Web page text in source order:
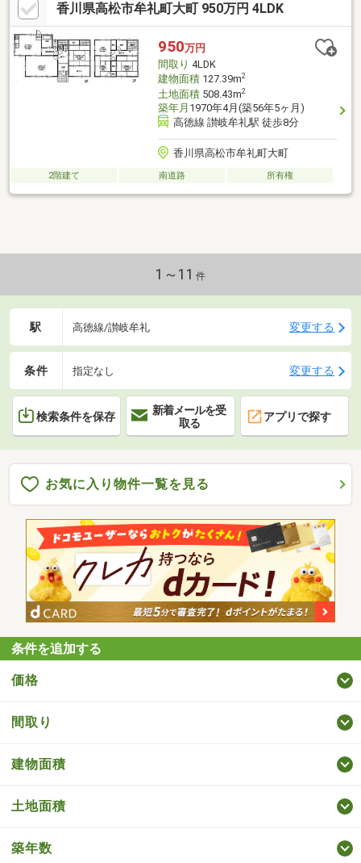
香川県高松市牟礼町大町 950万円 4LDK
950万円
間取り 4LDK
建物面積127.39m2
土地面積508.43m2
築年月 1970年4月(築56年5ヶ月)
高徳線 讃岐牟礼駅 徒歩8分
香川県高松市牟礼町大町
2階建て 南道路 所有権
1～11 件
駅 高徳線/讃岐牟礼 変更する
条件 指定なし 変更する
検索条件を保存
新着メールを受
取る
アプリで探す
お気に入り物件一覧を見る
条件を追加する
価格
間取り
建物面積
土地面積
築年数